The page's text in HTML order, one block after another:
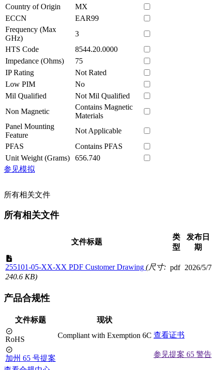
Country of Origin
MX
ECCN
EAR99
Frequency (Max
GHz)
3
HTS Code
8544.20.0000
Impedance (Ohms)
75
IP Rating
Not Rated
Low PIM
No
Mil Qualified
Not Mil Qualified
Non Magnetic
Contains Magnetic
Materials
Panel Mounting
Feature
Not Applicable
PFAS
Contains PFAS
Unit Weight (Grams)
656.740
参见模拟
所有相关文件
所有相关文件
文件标题
类
型
发布日
期
255101-05-XX-XX PDF Customer Drawing (尺寸:
240.6 KB)
pdf 2026/5/7
产品合规性
文件标题 现状
RoHS Compliant with Exemption 6C 查看证书
加州 65 号提案
参见提案 65 警告